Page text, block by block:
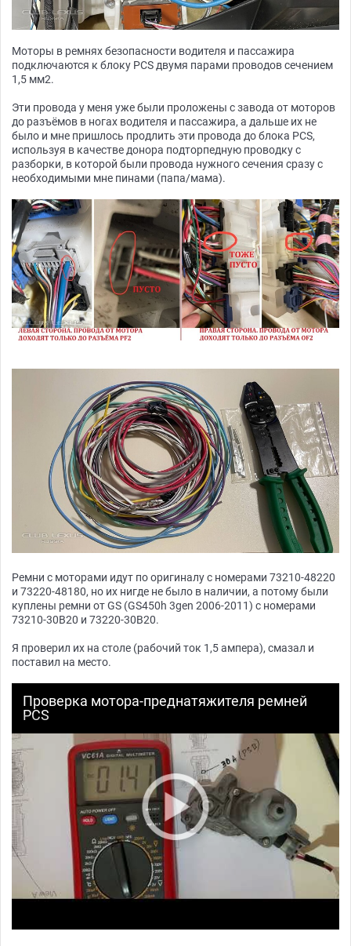
Моторы в ремнях безопасности водителя и пассажира
подключаются к блоку PCS двумя парами проводов сечением
1,5 мм2.
Эти провода у меня уже были проложены с завода от моторов
до разъёмов в ногах водителя и пассажира, а дальше их не
было и мне пришлось продлить эти провода до блока PCS,
используя в качестве донора подторпедную проводку с
разборки, в которой были провода нужного сечения сразу с
необходимыми мне пинами (папа/мама).
Ремни с моторами идут по оригиналу с номерами 73210-48220
и 73220-48180, но их нигде не было в наличии, а потому были
куплены ремни от GS (GS450h 3gen 2006-2011) с номерами
73210-30B20 и 73220-30B20.
Я проверил их на столе (рабочий ток 1,5 ампера), смазал и
поставил на место.
Проверка мотора-преднатяжителя ремней
PCS